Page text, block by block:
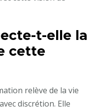
t-elle la
cette
relève de la vie
discrétion. Elle